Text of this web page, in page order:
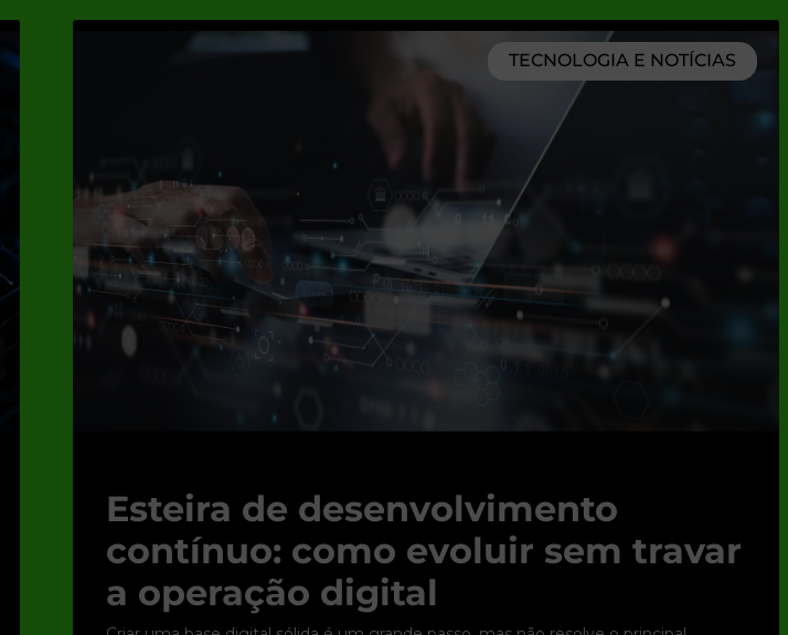
TECNOLOGIA E NOTÍCIAS
Esteira de desenvolvimento
contínuo: como evoluir sem travar
a operação digital